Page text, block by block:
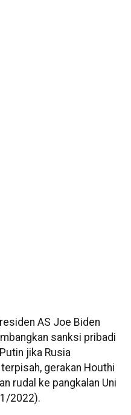
AS Joe Biden
sanksi pribadi
jika Rusia
gerakan Houthi
rudal ke pangkalan Uni
2022).